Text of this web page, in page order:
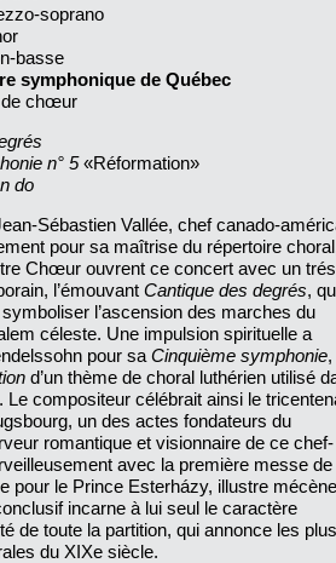
soprano
basse
symphonique de Québec
de chœur
n° 5«Réformation»
do
Sébastien Vallée, chef canado-
pour sa maîtrise du répertoire
Chœur ouvrent ce concert avec un
l’émouvantCantique des degrés,
l’ascension des marches du
céleste. Une impulsion spirituelle a
pour saCinquième symphonie
d’un thème de choral luthérien utilisé
Le compositeur célébrait ainsi le
un des actes fondateurs du
romantique et visionnaire de ce chef-
avec la première messe de
pour le Prince Esterházy, illustre
incarne à lui seul le caractère
de toute la partition, qui annonce les plus
du XIXe siècle.